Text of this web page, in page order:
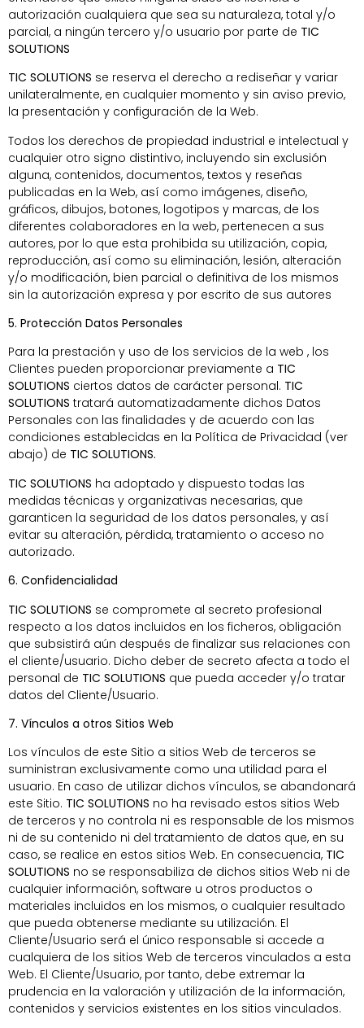
autorización cualquiera que sea su naturaleza, total y/o
parcial, a ningún tercero y/o usuario por parte de TIC
SOLUTIONS
TIC SOLUTIONS se reserva el derecho a rediseñar y variar
unilateralmente, en cualquier momento y sin aviso previo,
la presentación y configuración de la Web.
Todos los derechos de propiedad industrial e intelectual y
cualquier otro signo distintivo, incluyendo sin exclusión
alguna, contenidos, documentos, textos y reseñas
publicadas en la Web, así como imágenes, diseño,
gráficos, dibujos, botones, logotipos y marcas, de los
diferentes colaboradores en la web, pertenecen a sus
autores, por lo que esta prohibida su utilización, copia,
reproducción, así como su eliminación, lesión, alteración
y/o modificación, bien parcial o definitiva de los mismos
sin la autorización expresa y por escrito de sus autores
5. Protección Datos Personales
Para la prestación y uso de los servicios de la web , los
Clientes pueden proporcionar previamente a TIC
SOLUTIONS ciertos datos de carácter personal. TIC
SOLUTIONS tratará automatizadamente dichos Datos
Personales con las finalidades y de acuerdo con las
condiciones establecidas en la Política de Privacidad (ver
abajo) de TIC SOLUTIONS.
TIC SOLUTIONS ha adoptado y dispuesto todas las
medidas técnicas y organizativas necesarias, que
garanticen la seguridad de los datos personales, y así
evitar su alteración, pérdida, tratamiento o acceso no
autorizado.
6. Confidencialidad
TIC SOLUTIONS se compromete al secreto profesional
respecto a los datos incluidos en los ficheros, obligación
que subsistirá aún después de finalizar sus relaciones con
el cliente/usuario. Dicho deber de secreto afecta a todo el
personal de TIC SOLUTIONS que pueda acceder y/o tratar
datos del Cliente/Usuario.
7. Vínculos a otros Sitios Web
Los vínculos de este Sitio a sitios Web de terceros se
suministran exclusivamente como una utilidad para el
usuario. En caso de utilizar dichos vínculos, se abandonará
este Sitio. TIC SOLUTIONS no ha revisado estos sitios Web
de terceros y no controla ni es responsable de los mismos
ni de su contenido ni del tratamiento de datos que, en su
caso, se realice en estos sitios Web. En consecuencia, TIC
SOLUTIONS no se responsabiliza de dichos sitios Web ni de
cualquier información, software u otros productos o
materiales incluidos en los mismos, o cualquier resultado
que pueda obtenerse mediante su utilización. El
Cliente/Usuario será el único responsable si accede a
cualquiera de los sitios Web de terceros vinculados a esta
Web. El Cliente/Usuario, por tanto, debe extremar la
prudencia en la valoración y utilización de la información,
contenidos y servicios existentes en los sitios vinculados.